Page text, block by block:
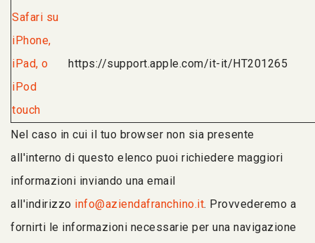
Safari su
iPhone,
iPad, o
iPod
touch
https://support.apple.com/it-it/HT201265
Nel caso in cui il tuo browser non sia presente
all'interno di questo elenco puoi richiedere maggiori
informazioni inviando una email
all'indirizzo info@aziendafranchino.it. Provvederemo a
fornirti le informazioni necessarie per una navigazione